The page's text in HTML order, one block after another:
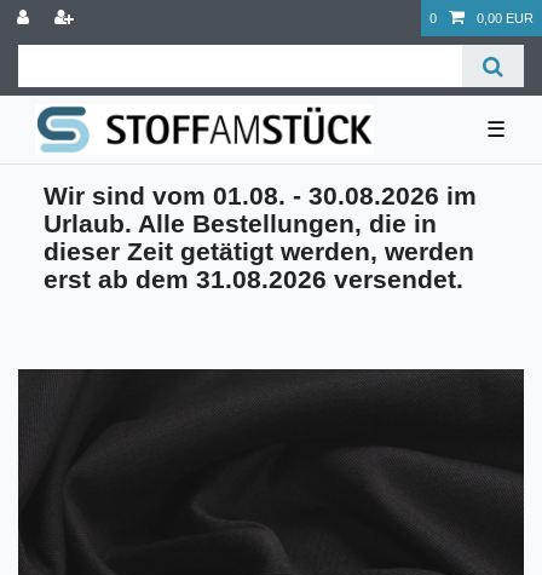
0 0,00 EUR
☰
Wir sind vom 01.08. - 30.08.2026 im
Urlaub. Alle Bestellungen, die in
dieser Zeit getätigt werden, werden
erst ab dem 31.08.2026 versendet.